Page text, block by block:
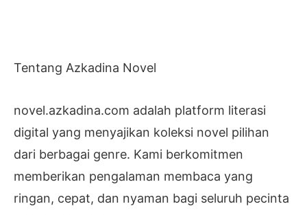
Tentang Azkadina Novel
novel.azkadina.com adalah platform literasi
digital yang menyajikan koleksi novel pilihan
dari berbagai genre. Kami berkomitmen
memberikan pengalaman membaca yang
ringan, cepat, dan nyaman bagi seluruh pecinta